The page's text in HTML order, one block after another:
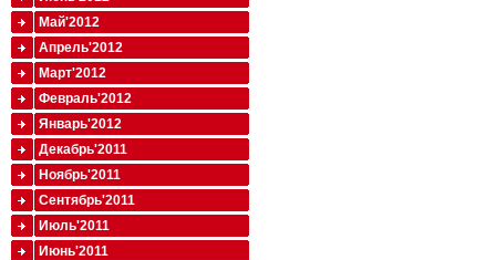
Май'2012
Апрель'2012
Март'2012
Февраль'2012
Январь'2012
Декабрь'2011
Ноябрь'2011
Сентябрь'2011
Июль'2011
Июнь'2011